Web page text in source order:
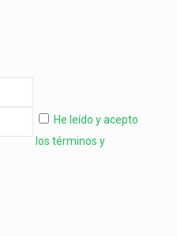
He leído y acepto
los términos y